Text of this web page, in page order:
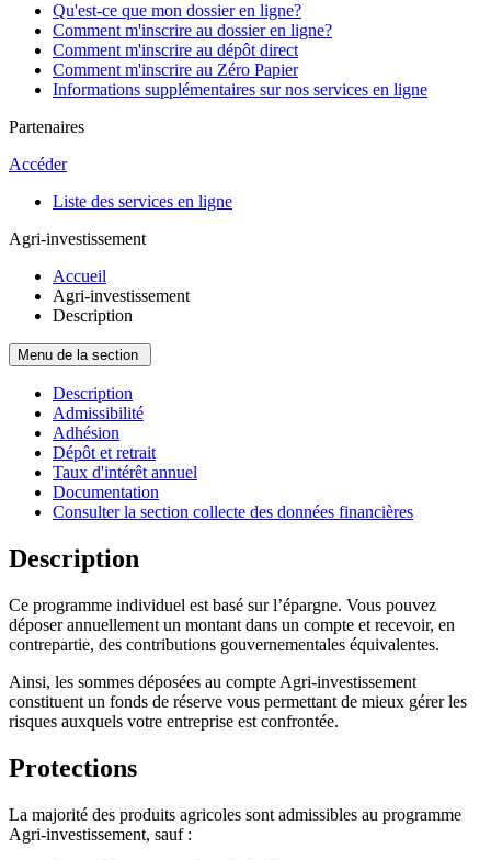
Qu'est-ce que mon dossier en ligne?
Comment m'inscrire au dossier en ligne?
Comment m'inscrire au dépôt direct
Comment m'inscrire au Zéro Papier
Informations supplémentaires sur nos services en ligne
Partenaires
Accéder
Liste des services en ligne
Agri-investissement
Accueil
Agri-investissement
Description
Menu de la section
Description
Admissibilité
Adhésion
Dépôt et retrait
Taux d'intérêt annuel
Documentation
Consulter la section collecte des données financières
Description
Ce programme individuel est basé sur l’épargne. Vous pouvez
déposer annuellement un montant dans un compte et recevoir, en
contrepartie, des contributions gouvernementales équivalentes.
Ainsi, les sommes déposées au compte Agri-investissement
constituent un fonds de réserve vous permettant de mieux gérer les
risques auxquels votre entreprise est confrontée.
Protections
La majorité des produits agricoles sont admissibles au programme
Agri-investissement, sauf :